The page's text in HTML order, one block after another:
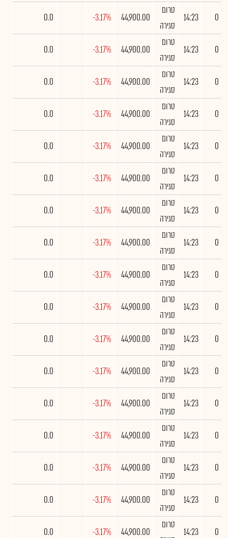
0
14:23
טרום
סגירה
44,900.00
-3.17%
0.0
0
14:23
טרום
סגירה
44,900.00
-3.17%
0.0
0
14:23
טרום
סגירה
44,900.00
-3.17%
0.0
0
14:23
טרום
סגירה
44,900.00
-3.17%
0.0
0
14:23
טרום
סגירה
44,900.00
-3.17%
0.0
0
14:23
טרום
סגירה
44,900.00
-3.17%
0.0
0
14:23
טרום
סגירה
44,900.00
-3.17%
0.0
0
14:23
טרום
סגירה
44,900.00
-3.17%
0.0
0
14:23
טרום
סגירה
44,900.00
-3.17%
0.0
0
14:23
טרום
סגירה
44,900.00
-3.17%
0.0
0
14:23
טרום
סגירה
44,900.00
-3.17%
0.0
0
14:23
טרום
סגירה
44,900.00
-3.17%
0.0
0
14:23
טרום
סגירה
44,900.00
-3.17%
0.0
0
14:23
טרום
סגירה
44,900.00
-3.17%
0.0
0
14:23
טרום
סגירה
44,900.00
-3.17%
0.0
0
14:23
טרום
סגירה
44,900.00
-3.17%
0.0
0
14:23
טרום
44,900.00
-3.17%
0.0